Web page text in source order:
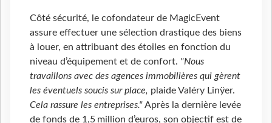
Côté sécurité, le cofondateur de MagicEvent
assure effectuer une sélection drastique des biens
à louer, en attribuant des étoiles en fonction du
niveau d’équipement et de confort. "Nous
travaillons avec des agences immobilières qui gèrent
les éventuels soucis sur place, plaide Valéry Linÿer.
Cela rassure les entreprises."Après la dernière levée
de fonds de 1,5 million d’euros, son objectif est de